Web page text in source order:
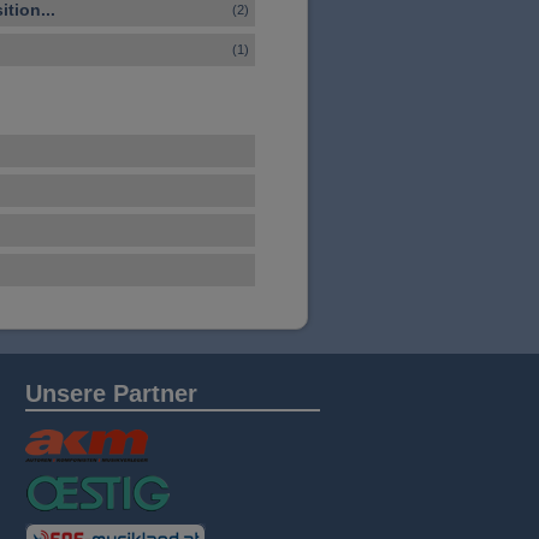
(2)
(1)
Unsere Partner